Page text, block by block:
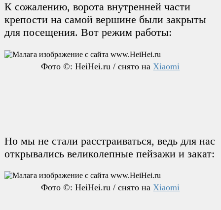
К сожалению, ворота внутренней части
крепости на самой вершине были закрыты
для посещения. Вот режим работы:
Фото ©: HeiHei.ru / снято на Xiaomi
Но мы не стали расстраиваться, ведь для нас
открывались великолепные пейзажи и закат:
Фото ©: HeiHei.ru / снято наXiaomi